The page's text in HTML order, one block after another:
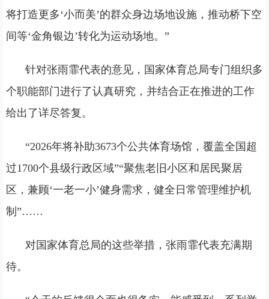
将打造更多‘小而美’的群众身边场地设施，推动桥下空
间等‘金角银边’转化为运动场地。”
针对张雨霏代表的意见，国家体育总局专门组织多
个职能部门进行了认真研究，并结合正在推进的工作
给出了详尽答复。
“2026年将补助3673个公共体育场馆，覆盖全国超
过1700个县级行政区域”“聚焦老旧小区和居民聚居
区，兼顾‘一老一小’健身需求，健全日常管理维护机
制”……
对国家体育总局的这些举措，张雨霏代表充满期
待。